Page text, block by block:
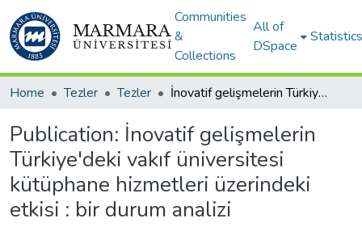
Communities
&
Collections
All of
DSpace
Statistics
Home Tezler Tezler İnovatif gelişmelerin Türkiye'deki vakıf üniversitesi kütüphane hizmetleri üzerindeki etkisi : bir durum analizi
Publication: İnovatif gelişmelerin
Türkiye'deki vakıf üniversitesi
kütüphane hizmetleri üzerindeki
etkisi : bir durum analizi